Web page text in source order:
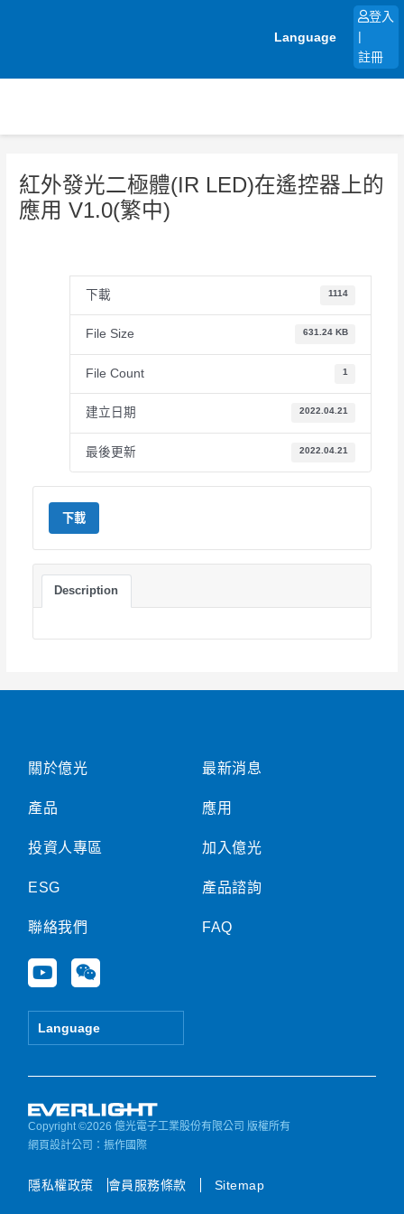
Language
登入
註冊
紅外發光二極體(IR LED)在遙控器上的
應用 V1.0(繁中)
下載 1114
File Size 631.24 KB
File Count 1
建立日期 2022.04.21
最後更新 2022.04.21
下載
Description
關於億光
產品
投資人專區
ESG
聯絡我們
Y
o
u
e
W
e
i
Language
最新消息
應用
加入億光
產品諮詢
FAQ
Copyright ©2026 億光電子工業股份有限公司 版權所有
網頁設計公司 ：振作國際
隱私權政策 會員服務條款 Sitemap